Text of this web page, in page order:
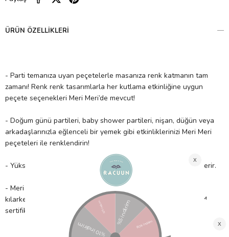
ÜRÜN ÖZELLIKLERI
- Parti temanıza uyan peçetelerle masanıza renk katmanın tam
zamanı! Renk renk tasarımlarla her kutlama etkinliğine uygun
peçete seçenekleri Meri Meri’de mevcut!
- Doğum günü partileri, baby shower partileri, nişan, düğün veya
arkadaşlarınızla eğlenceli bir yemek gibi etkinliklerinizi Meri Meri
peçeteleri ile renklendirin!
- Yüksek kaliteli kâğıttan üretilmiştir. 16 adet 3 katlı peçete içerir.
- Meri Meri, eşsiz parti malzemeleri ile partinizi benzersiz
kılarken çocuklarımıza güvenli bir gelecek sağlamak için FSC™
sertifikalı kâğıt kullanır!